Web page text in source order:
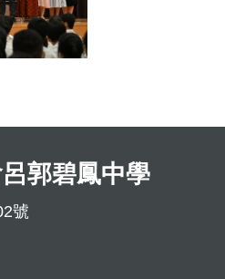
郭碧鳳中學
號